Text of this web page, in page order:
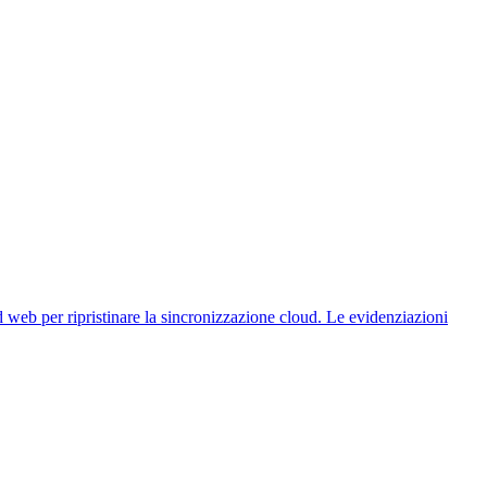
per ripristinare la sincronizzazione cloud. Le evidenziazioni